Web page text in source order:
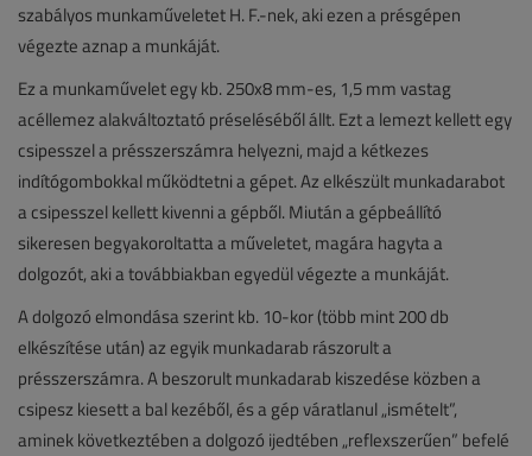
szabályos munkaműveletet H. F.-nek, aki ezen a présgépen
végezte aznap a munkáját.
Ez a munkaművelet egy kb. 250x8 mm-es, 1,5 mm vastag
acéllemez alakváltoztató préseléséből állt. Ezt a lemezt kellett egy
csipesszel a présszerszámra helyezni, majd a kétkezes
indítógombokkal működtetni a gépet. Az elkészült munkadarabot
a csipesszel kellett kivenni a gépből. Miután a gépbeállító
sikeresen begyakoroltatta a műveletet, magára hagyta a
dolgozót, aki a továbbiakban egyedül végezte a munkáját.
A dolgozó elmondása szerint kb. 10-kor (több mint 200 db
elkészítése után) az egyik munkadarab rászorult a
présszerszámra. A beszorult munkadarab kiszedése közben a
csipesz kiesett a bal kezéből, és a gép váratlanul „ismételt”,
aminek következtében a dolgozó ijedtében „reflexszerűen” befelé